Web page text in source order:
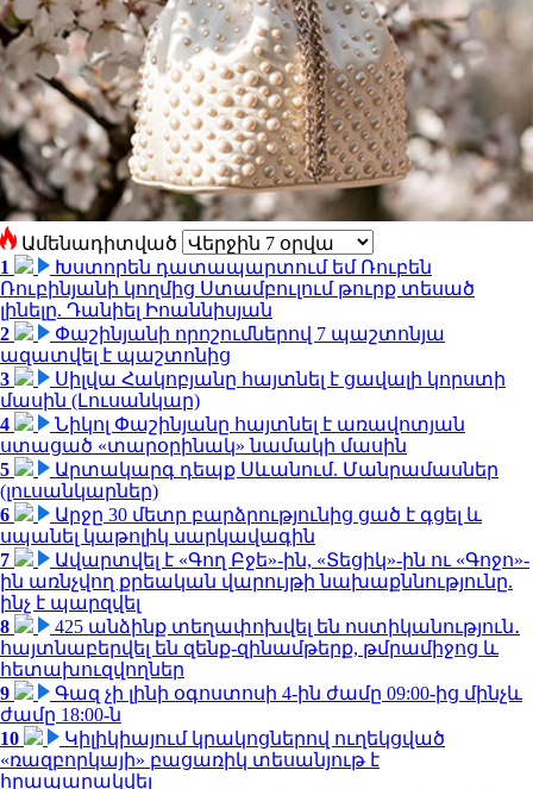
Ամենադիտված
1
Խստորեն դատապարտում եմ Ռուբեն
Ռուբինյանի կողմից Ստամբուլում թուրք տեսած
լինելը. Դանիել Իոաննիսյան
2
Փաշինյանի որոշումներով 7 պաշտոնյա
ազատվել է պաշտոնից
3
Սիլվա Հակոբյանը հայտնել է ցավալի կորստի
մասին (Լուսանկար)
4
Նիկոլ Փաշինյանը հայտնել է առավոտյան
ստացած «տարօրինակ» նամակի մասին
5
Արտակարգ դեպք Սևանում. Մանրամասներ
(լուսանկարներ)
6
Արջը 30 մետր բարձրությունից ցած է գցել և
սպանել կաթոլիկ սարկավագին
7
Ավարտվել է «Գող Բջե»-ին, «Տեցիկ»-ին ու «Գոջո»-
ին առնչվող քրեական վարույթի նախաքննությունը.
ինչ է պարզվել
8
425 անձինք տեղափոխվել են ոստիկանություն․
հայտնաբերվել են զենք-զինամթերք, թմրամիջոց և
հետախուզվողներ
9
Գազ չի լինի օգոստոսի 4-ին ժամը 09:00-ից մինչև
ժամը 18:00-ն
10
Կիլիկիայում կրակոցներով ուղեկցված
«ռազբորկայի» բացառիկ տեսանյութ է
հրապարակվել